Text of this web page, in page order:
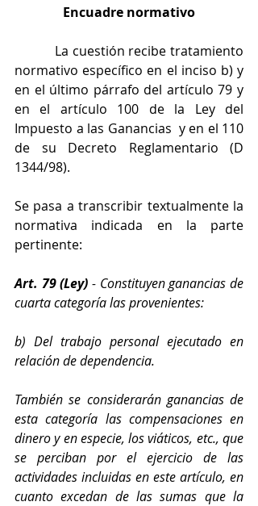
Encuadre normativo
normativo específico en el inciso b) y
en el último párrafo del artículo 79 y
en el artículo 100 de la Ley del
Impuesto a las Ganancias  y en el 110
de su Decreto Reglamentario (D
1344/98).
Se pasa a transcribir textualmente la
normativa indicada en la parte
pertinente:
Art. 79 (Ley) - Constituyen ganancias de
cuarta categoría las provenientes:
b) Del trabajo personal ejecutado en
relación de dependencia.
También se considerarán ganancias de
esta categoría las compensaciones en
dinero y en especie, los viáticos, etc., que
se perciban por el ejercicio de las
actividades incluidas en este artículo, en
cuanto excedan de las sumas que la